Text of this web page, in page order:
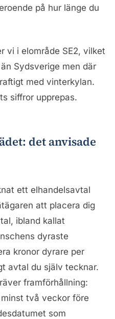
på hur länge du
vi i elområde SE2, vilket
Sydsverige men där
med vinterkylan.
siffror upprepas.
det anvisade
ett elhandelsavtal
att placera dig
ibland kallat
dyraste
kronor dyrare per
avtal du själv tecknar.
framförhållning:
två veckor före
som